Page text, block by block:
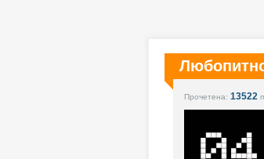
Прочетена: 13522